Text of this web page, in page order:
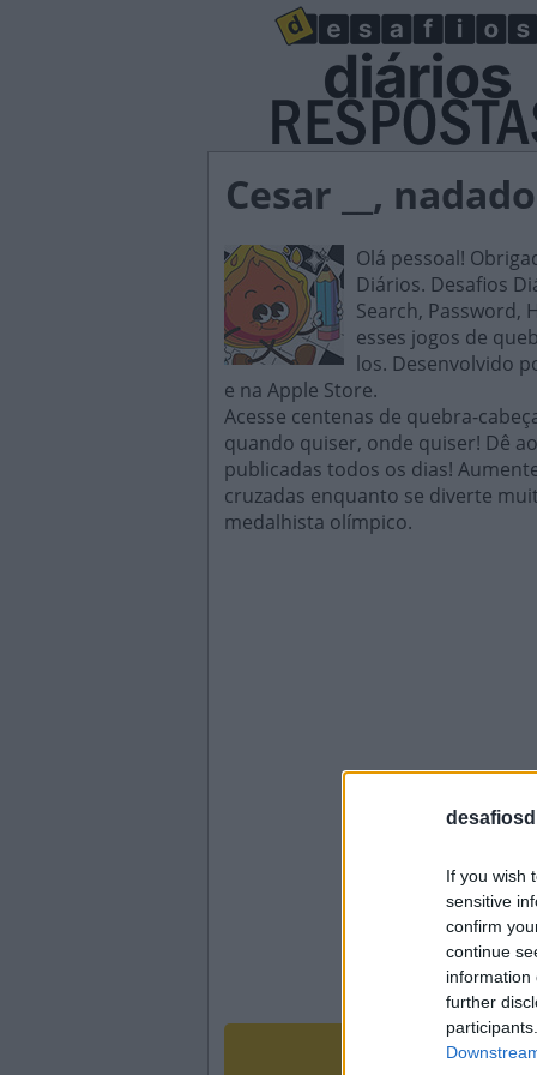
If you wish
sensitive
confirm
continue
information
further
Cesar __,
Olá pessoal!
Diários. Desafios
Search, Password,
esses jogos de
los. Desenvolvido
e na Apple Store.
Acesse centenas de quebra-
quando quiser, onde quiser! Dê
publicadas todos os dias!
cruzadas enquanto se diverte
medalhista olímpico.